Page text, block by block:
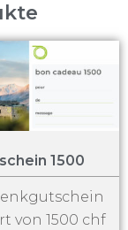
1500
von 1500 chf